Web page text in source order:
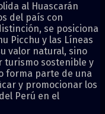
al Huascarán
del país con
se posiciona
Picchu y las Líneas
valor natural, sino
turismo sostenible y
forma parte de una
y promocionar los
Perú en el